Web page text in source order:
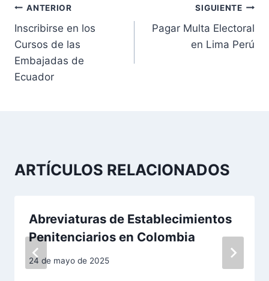
N
a
v
e
c
ANTERIOR
Inscribirse en los
Cursos de las
Embajadas de
Ecuador
SIGUIENTE
Pagar Multa Electoral
en Lima Perú
ARTÍCULOS RELACIONADOS
Abreviaturas de Establecimientos
Penitenciarios en Colombia
24 de mayo de 2025